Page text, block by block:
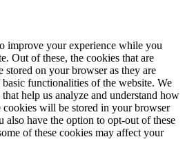
improve your experience while you
Out of these, the cookies that are
stored on your browser as they are
functionalities of the website. We
help us analyze and understand how
cookies will be stored in your browser
have the option to opt-out of these
of these cookies may affect your